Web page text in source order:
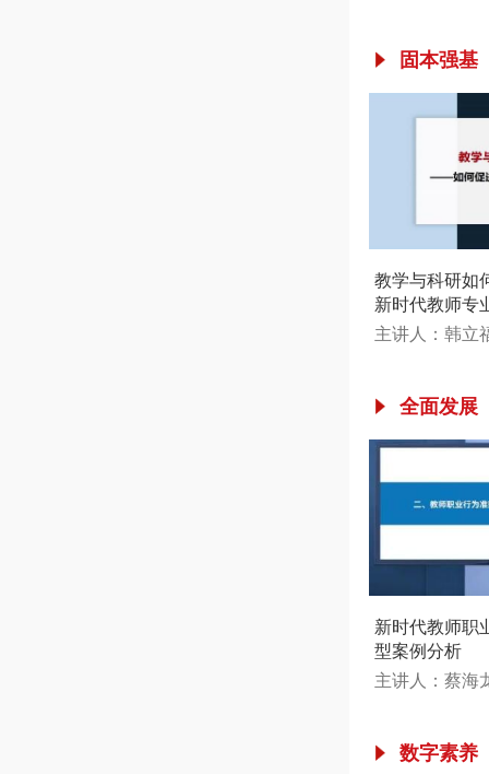
固本强基
教学与科研
新时代教师专
主讲人：韩立
全面发展
新时代教师职
型案例分析
主讲人：蔡海
数字素养